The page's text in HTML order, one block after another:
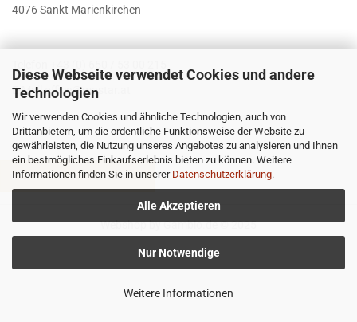
Diese Webseite verwendet Cookies und andere
Technologien
Wir verwenden Cookies und ähnliche Technologien, auch von
Drittanbietern, um die ordentliche Funktionsweise der Website zu
gewährleisten, die Nutzung unseres Angebotes zu analysieren und Ihnen
ein bestmögliches Einkaufserlebnis bieten zu können. Weitere
Informationen finden Sie in unserer Datenschutzerklärung.
Alle Akzeptieren
Nur Notwendige
Weitere Informationen
4076 Sankt Marienkirchen
E-Mailoffice@mastar.at
VERTRAG WIDERRUFEN
Webshopby Gambio.de © 2025